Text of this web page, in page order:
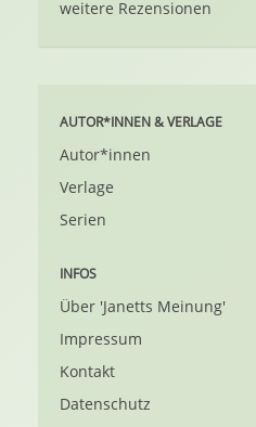
weitere Rezensionen
AUTOR*INNEN & VERLAGE
Autor*innen
Verlage
Serien
INFOS
Über 'Janetts Meinung'
Impressum
Kontakt
Datenschutz